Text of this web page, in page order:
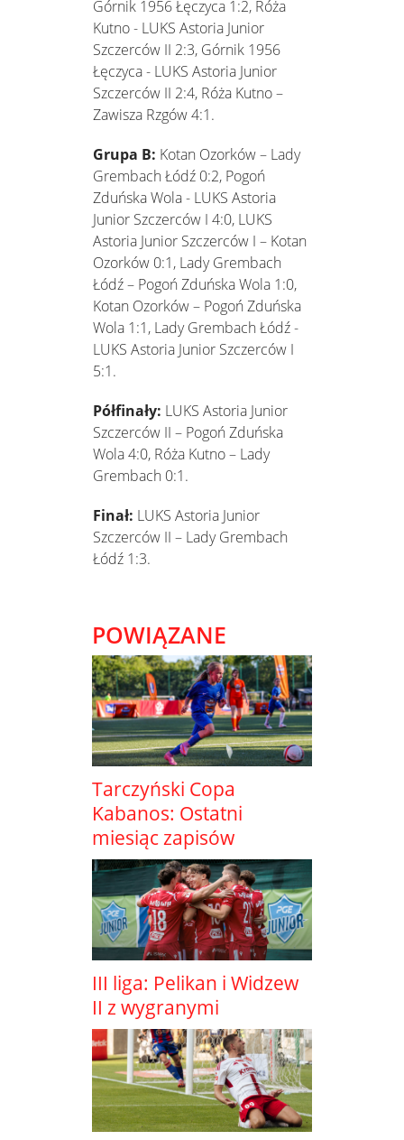
Górnik 1956 Łęczyca 1:2, Róża
Kutno - LUKS Astoria Junior
Szczerców II 2:3, Górnik 1956
Łęczyca - LUKS Astoria Junior
Szczerców II 2:4, Róża Kutno –
Zawisza Rzgów 4:1.
Grupa B: Kotan Ozorków – Lady
Grembach Łódź 0:2, Pogoń
Zduńska Wola - LUKS Astoria
Junior Szczerców I 4:0, LUKS
Astoria Junior Szczerców I – Kotan
Ozorków 0:1, Lady Grembach
Łódź – Pogoń Zduńska Wola 1:0,
Kotan Ozorków – Pogoń Zduńska
Wola 1:1, Lady Grembach Łódź -
LUKS Astoria Junior Szczerców I
5:1.
Półfinały: LUKS Astoria Junior
Szczerców II – Pogoń Zduńska
Wola 4:0, Róża Kutno – Lady
Grembach 0:1.
Finał: LUKS Astoria Junior
Szczerców II – Lady Grembach
Łódź 1:3.
POWIĄZANE
Tarczyński Copa
Kabanos: Ostatni
miesiąc zapisów
III liga: Pelikan i Widzew
II z wygranymi